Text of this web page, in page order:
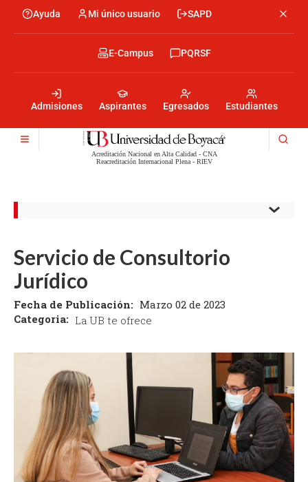
contenido
Menu
encabezado
Ayuda Mi único usuario SAPD
encabezado
Admisiones Aspirantes Egresados Estudiantes
Menu
encabezado
-
Derecha
E-Campus PQRSF
Menú
Acreditación Nacional en Alta Calidad - CNA
Reacreditación Internacional Plena - RIEV
Servicio de Consultorio
Jurídico
Fecha de Publicación: Marzo 02 de 2023
Categoria: La UB te ofrece